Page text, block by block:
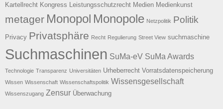
Kartellrecht Kongress Leistungsschutzrecht Medien Medienkunst
metager Monopol Monopole Netzpolitik Politik
Privacy Privatsphäre Recht Regulierung Street View suchmaschine
Suchmaschinen SuMa-eV SuMa Awards
Technologie Transparenz Universitäten Urheberrecht Vorratsdatenspeicherung
Wissen Wissenschaft Wissenschaftspolitik Wissensgesellschaft
Wissenszugang Zensur Überwachung